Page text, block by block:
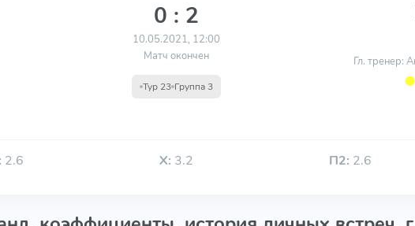
0 : 2
10.05.2021, 12:00
Матч окончен
Тур 23 Группа 3
Гл. тренер:
⬤
2.6 Х: 3.2 П2: 2.6